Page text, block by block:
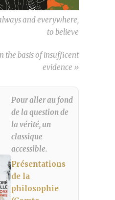
and everywhere,
to believe
the basis of insufficent
evidence »
Pour aller au fond
de la question de
la vérité, un
classique
accessible.
Présentations
de la
philosophie